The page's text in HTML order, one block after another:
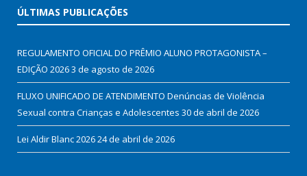
ÚLTIMAS PUBLICAÇÕES
REGULAMENTO OFICIAL DO PRÊMIO ALUNO PROTAGONISTA –
EDIÇÃO 20263 de agosto de 2026
FLUXO UNIFICADO DE ATENDIMENTO Denúncias de Violência
Sexual contra Crianças e Adolescentes 30 de abril de 2026
Lei Aldir Blanc 202624 de abril de 2026